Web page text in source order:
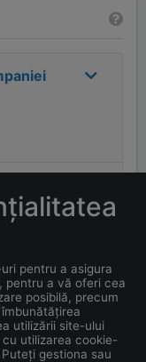
pentru a asigura
pentru a vă oferi cea
posibilă, precum
utilizării site-ului
utilizarea cookie-
gestiona sau